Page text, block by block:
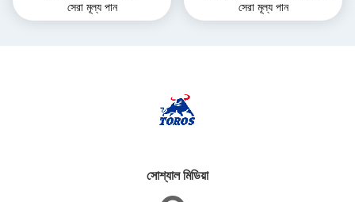
সেরা মূল্য পান
গুদামের জন্য
সেরা মূল্য পান
সোশ্যাল মিডিয়া